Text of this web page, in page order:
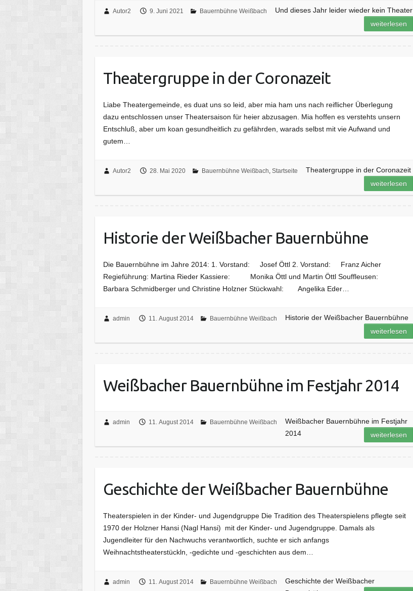
Autor2 9. Juni 2021 Bauernbühne Weißbach
Und dieses Jahr leider wieder kein Theater
weiterlesen
Theatergruppe in der Coronazeit
Liabe Theatergemeinde, es duat uns so leid, aber mia ham uns nach reiflicher Überlegung
dazu entschlossen unser Theatersaison für heier abzusagen. Mia hoffen es verstehts unsern
Entschluß, aber um koan gesundheitlich zu gefährden, warads selbst mit vie Aufwand und
gutem…
Autor2 28. Mai 2020 Bauernbühne Weißbach Startseite
Theatergruppe in der Coronazeit
weiterlesen
Historie der Weißbacher Bauernbühne
Die Bauernbühne im Jahre 2014: 1. Vorstand: Josef Öttl 2. Vorstand: Franz Aicher
Regieführung: Martina Rieder Kassiere: Monika Öttl und Martin Öttl Souffleusen:
Barbara Schmidberger und Christine Holzner Stückwahl: Angelika Eder…
admin 11. August 2014 Bauernbühne Weißbach
Historie der Weißbacher Bauernbühne
weiterlesen
Weißbacher Bauernbühne im Festjahr 2014
admin 11. August 2014 Bauernbühne Weißbach
Weißbacher Bauernbühne im Festjahr
2014
weiterlesen
Geschichte der Weißbacher Bauernbühne
Theaterspielen in der Kinder- und Jugendgruppe Die Tradition des Theaterspielens pflegte seit
1970 der Holzner Hansi (Nagl Hansi) mit der Kinder- und Jugendgruppe. Damals als
Jugendleiter für den Nachwuchs verantwortlich, suchte er sich anfangs
Weihnachtstheaterstückln, -gedichte und -geschichten aus dem…
admin 11. August 2014 Bauernbühne Weißbach
Geschichte der Weißbacher